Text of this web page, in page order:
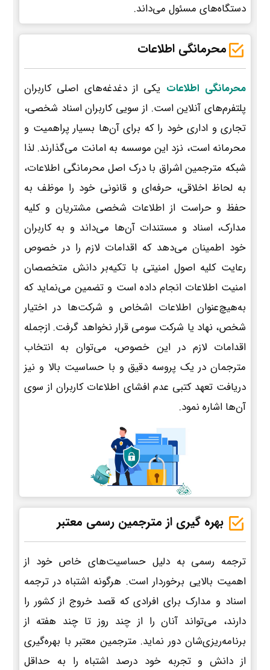
دستگاه‌های مسئول می‌داند.
محرمانگی اطلاعات
محرمانگی اطلاعات یکی از دغدغه‌های اصلی کاربران
پلتفرم‌های آنلاین است. از سویی کاربران اسناد شخصی،
تجاری و اداری خود را که برای آن‌ها بسیار پراهمیت و
محرمانه است، نزد این موسسه به امانت می‌گذارند. لذا
شبکه مترجمین اشراق با درک اصل محرمانگی اطلاعات،
به لحاظ اخلاقی، حرفه‌ای و قانونی خود را موظف به
حفظ و حراست از اطلاعات شخصی مشتریان و کلیه
مدارک، اسناد و مستندات آن‌ها می‌داند و به کاربران
خود اطمینان می‌دهد که اقدامات لازم را در خصوص
رعایت کلیه اصول امنیتی با تکیه‌بر دانش متخصصان
امنیت اطلاعات انجام داده است و تضمین می‌نماید که
به‌هیچ‌عنوان اطلاعات اشخاص و شرکت‌ها در اختیار
شخص، نهاد یا شرکت سومی قرار نخواهد گرفت. ازجمله
اقدامات لازم در این خصوص، می‌توان به انتخاب
مترجمان در یک پروسه دقیق و با حساسیت بالا و نیز
دریافت تعهد کتبی عدم افشای اطلاعات کاربران از سوی
آن‌ها اشاره نمود.
بهره گیری از مترجمین رسمی معتبر
ترجمه رسمی به دلیل حساسیت‌های خاص خود از
اهمیت بالایی برخوردار است. هرگونه اشتباه در ترجمه
اسناد و مدارک برای افرادی که قصد خروج از کشور را
دارند، می‌تواند آنان را از چند روز تا چند هفته از
برنامه‌ریزی‌شان دور نماید. مترجمین معتبر با بهره‌گیری
از دانش و تجربه خود درصد اشتباه را به حداقل